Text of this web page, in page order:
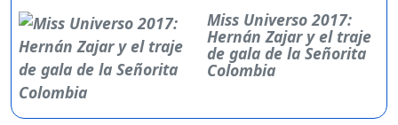
Miss Universo 2017:
Hernán Zajar y el traje
de gala de la Señorita
Colombia